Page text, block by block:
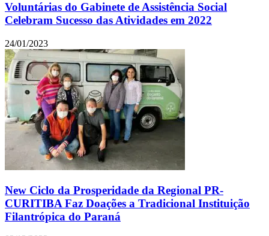
Voluntárias do Gabinete de Assistência Social
Celebram Sucesso das Atividades em 2022
24/01/2023
New Ciclo da Prosperidade da Regional PR-
CURITIBA Faz Doações a Tradicional Instituição
Filantrópica do Paraná